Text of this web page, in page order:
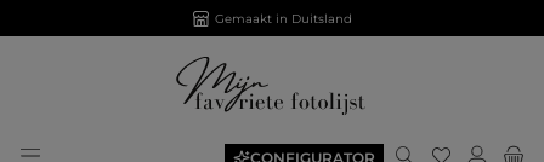
Gemaakt in Duitsland
CONFIGURATOR